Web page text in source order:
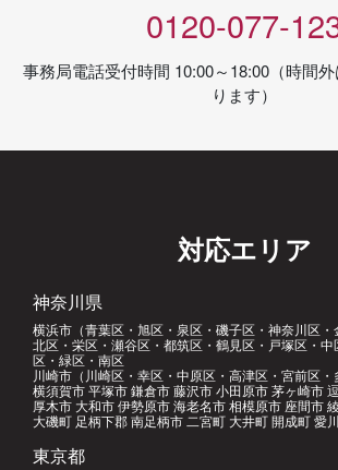
0120-077-
事務局電話受付時間 10:00～18:00（時間
ります）
対応エリア
神奈川県
横浜市（青葉区・旭区・泉区・磯子区・神奈川区
北区・栄区・瀬谷区・都筑区・鶴見区・戸塚区・
区・緑区・南区
川崎市（川崎区・幸区・中原区・高津区・宮前区
横須賀市 平塚市 鎌倉市 藤沢市 小田原市 茅ヶ崎市
厚木市 大和市 伊勢原市 海老名市 相模原市 座間市
大磯町 足柄下郡 南足柄市 二宮町 大井町 開成町 愛
東京都